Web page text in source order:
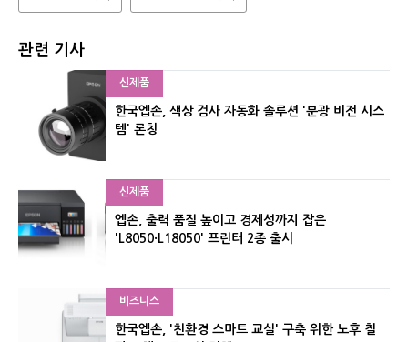
관련 기사
신제품
한국엡손, 색상 검사 자동화 솔루션 '분광 비전 시스
템' 론칭
신제품
엡손, 출력 품질 높이고 경제성까지 잡은
'L8050·L18050' 프린터 2종 출시
비즈니스
한국엡손, '친환경 스마트 교실' 구축 위한 노후 칠